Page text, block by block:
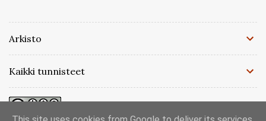
Arkisto
Kaikki tunnisteet